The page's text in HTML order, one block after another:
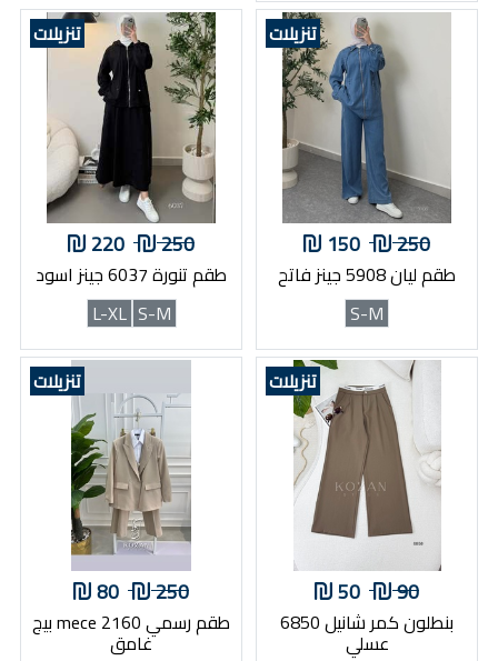
تنزيلات
250
150
طقم ليان 5908 جينز فاتح
S-M
تنزيلات
250
220
طقم تنورة 6037 جينز اسود
S-M
L-XL
تنزيلات
90
50
بنطلون كمر شانيل 6850
عسلي
تنزيلات
250
80
طقم رسمي mece 2160 بيج
غامق